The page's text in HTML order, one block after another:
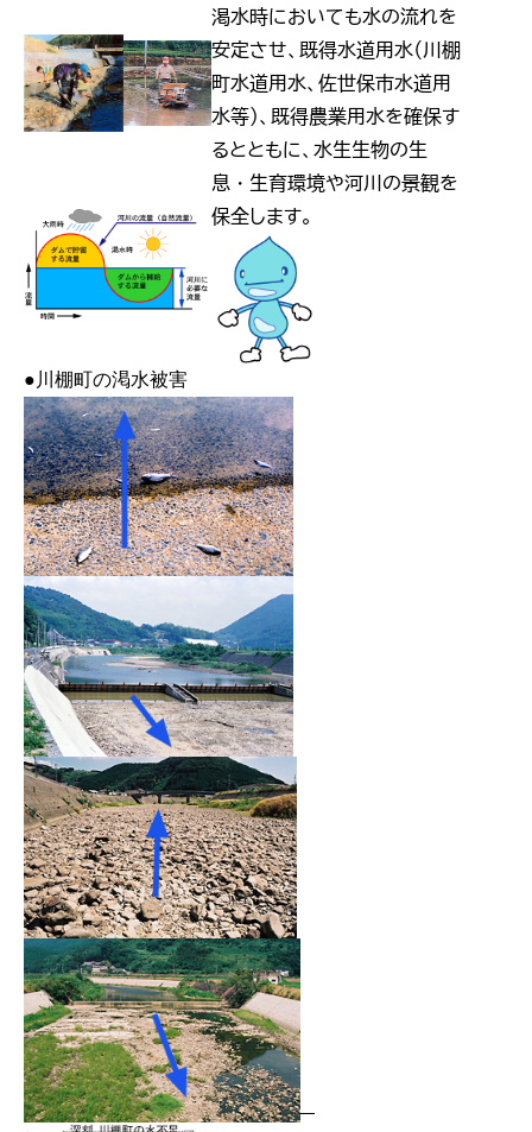
渇水時においても水の流れを
安定させ、既得水道用水（川棚
町水道用水、佐世保市水道用
水等）、既得農業用水を確保す
るとともに、水生生物の生
息・生育環境や河川の景観を
保全します。
●川棚町の渇水被害